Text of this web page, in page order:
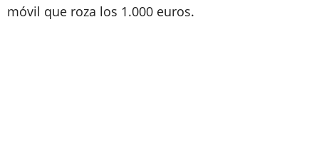
móvil que roza los 1.000 euros.